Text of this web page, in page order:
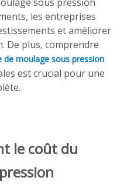
les entreprises
et améliorer
De plus, comprendre
de moulage sous pression
est crucial pour une
le coût du